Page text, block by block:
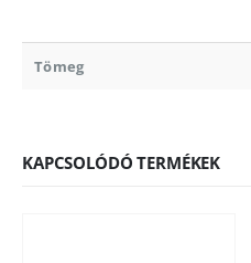
Tömeg
KAPCSOLÓDÓ TERMÉKEK